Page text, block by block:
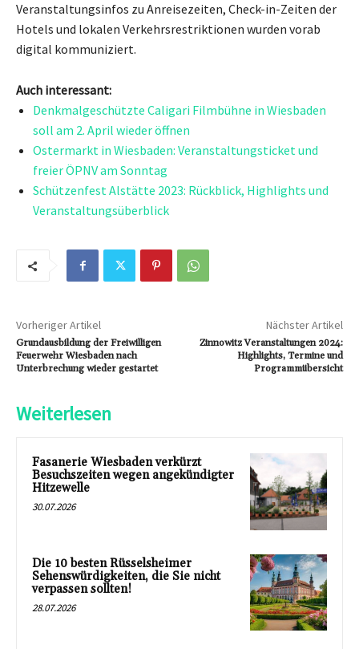
Veranstaltungsinfos zu Anreisezeiten, Check-in-Zeiten der
Hotels und lokalen Verkehrsrestriktionen wurden vorab
digital kommuniziert.
Auch interessant:
Denkmalgeschützte Caligari Filmbühne in Wiesbaden
soll am 2. April wieder öffnen
Ostermarkt in Wiesbaden: Veranstaltungsticket und
freier ÖPNV am Sonntag
Schützenfest Alstätte 2023: Rückblick, Highlights und
Veranstaltungsüberblick
Vorheriger Artikel
Grundausbildung der Freiwilligen
Feuerwehr Wiesbaden nach
Unterbrechung wieder gestartet
Nächster Artikel
Zinnowitz Veranstaltungen 2024:
Highlights, Termine und
Programmübersicht
Weiterlesen
Fasanerie Wiesbaden verkürzt
Besuchszeiten wegen angekündigter
Hitzewelle
30.07.2026
Die 10 besten Rüsselsheimer
Sehenswürdigkeiten, die Sie nicht
verpassen sollten!
28.07.2026